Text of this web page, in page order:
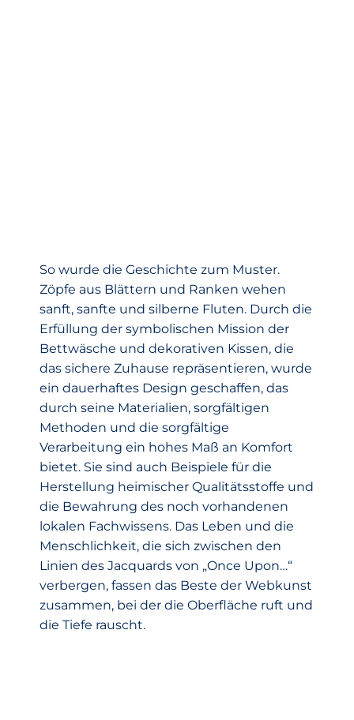
So wurde die Geschichte zum Muster.
Zöpfe aus Blättern und Ranken wehen
sanft, sanfte und silberne Fluten. Durch die
Erfüllung der symbolischen Mission der
Bettwäsche und dekorativen Kissen, die
das sichere Zuhause repräsentieren, wurde
ein dauerhaftes Design geschaffen, das
durch seine Materialien, sorgfältigen
Methoden und die sorgfältige
Verarbeitung ein hohes Maß an Komfort
bietet. Sie sind auch Beispiele für die
Herstellung heimischer Qualitätsstoffe und
die Bewahrung des noch vorhandenen
lokalen Fachwissens. Das Leben und die
Menschlichkeit, die sich zwischen den
Linien des Jacquards von „Once Upon…“
verbergen, fassen das Beste der Webkunst
zusammen, bei der die Oberfläche ruft und
die Tiefe rauscht.